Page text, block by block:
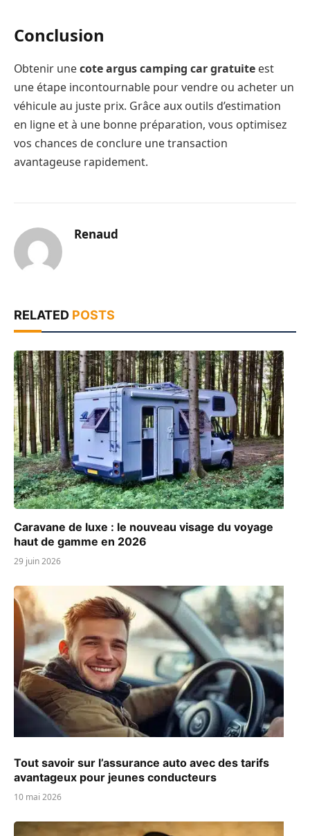
Conclusion
Obtenir unecote argus camping car gratuite est
une étape incontournable pour vendre ou acheter un
véhicule au juste prix. Grâce aux outils d’estimation
en ligne et à une bonne préparation, vous optimisez
vos chances de conclure une transaction
avantageuse rapidement.
Renaud
RELATED POSTS
Caravane de luxe : le nouveau visage du voyage
haut de gamme en 2026
29 juin 2026
Tout savoir sur l’assurance auto avec des tarifs
avantageux pour jeunes conducteurs
10 mai 2026